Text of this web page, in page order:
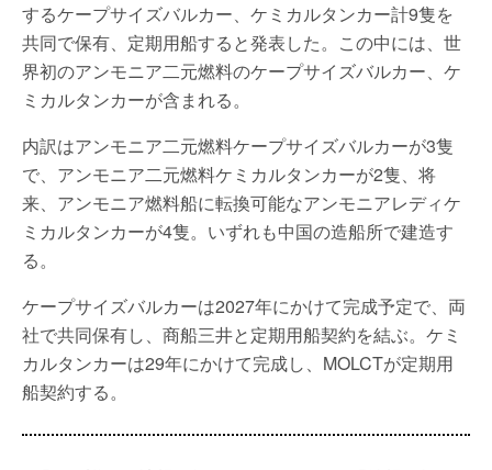
するケープサイズバルカー、ケミカルタンカー計9隻を
共同で保有、定期用船すると発表した。この中には、世
界初のアンモニア二元燃料のケープサイズバルカー、ケ
ミカルタンカーが含まれる。
内訳はアンモニア二元燃料ケープサイズバルカーが3隻
で、アンモニア二元燃料ケミカルタンカーが2隻、将
来、アンモニア燃料船に転換可能なアンモニアレディケ
ミカルタンカーが4隻。いずれも中国の造船所で建造す
る。
ケープサイズバルカーは2027年にかけて完成予定で、両
社で共同保有し、商船三井と定期用船契約を結ぶ。ケミ
カルタンカーは29年にかけて完成し、MOLCTが定期用
船契約する。